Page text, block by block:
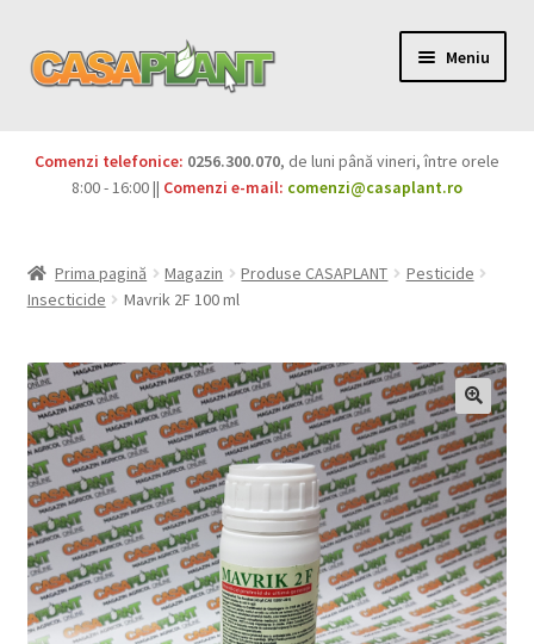
Meniu
Pesticide
copil
Produse BIO
Igienă publică
Casa și grădina
Extinde
meniul
copil
Sere și solarii
Extinde
meniul
copil
Comenzi telefonice: 0256.300.070, de luni până vineri, între orele
8:00 - 16:00 || Comenzi e-mail: comenzi@casaplant.ro
Prima pagină Magazin Produse CASAPLANT
Pesticide
Insecticide
Mavrik 2F 100 ml